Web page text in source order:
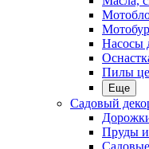
Насосы
Пилы
Еще
Садовый
Пруды